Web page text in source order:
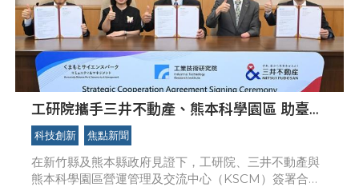
工研院攜手三井不動產、熊本科學園區 助臺灣
產業深化臺日技術合作 拓展半導體供應鏈與
應用市場商機
科技創新 焦點新聞
在新竹縣及熊本縣政府見證下，工研院、三井不動產與
熊本科學園區營運管理及交流中心（KSCM）簽署合作